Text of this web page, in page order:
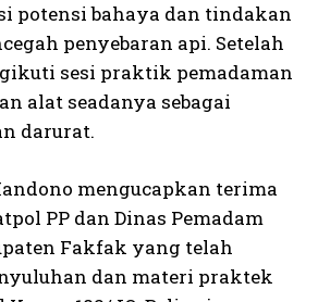
potensi bahaya dan tindakan
penyebaran api. Setelah
sesi praktik pemadaman
alat seadanya sebagai
darurat.
mengucapkan terima
PP dan Dinas Pemadam
Fakfak yang telah
dan materi praktek